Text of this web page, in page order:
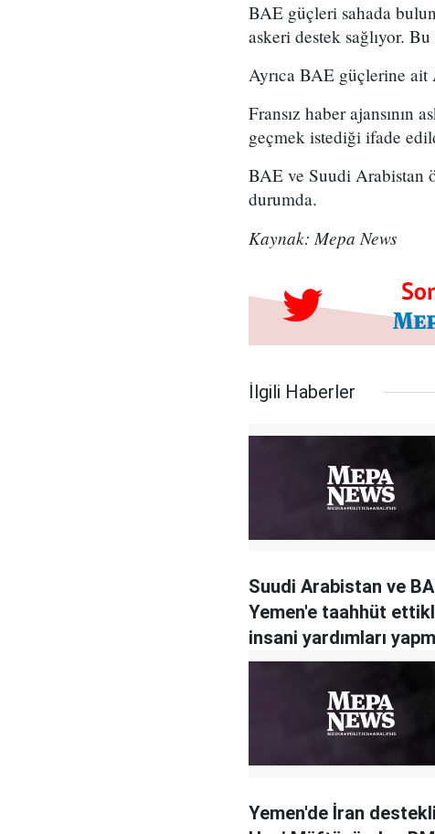
BAE güçleri sahada
askeri destek sağlıyor.
Ayrıca BAE güçlerine ait
Fransız haber ajansının
geçmek istediği ifade
BAE ve Suudi Arabistan
durumda.
Kaynak: Mepa News
İlgili Haberler
Suudi Arabistan ve
Yemen'e taahhüt
insani yardımları
Yemen'de İran destekli